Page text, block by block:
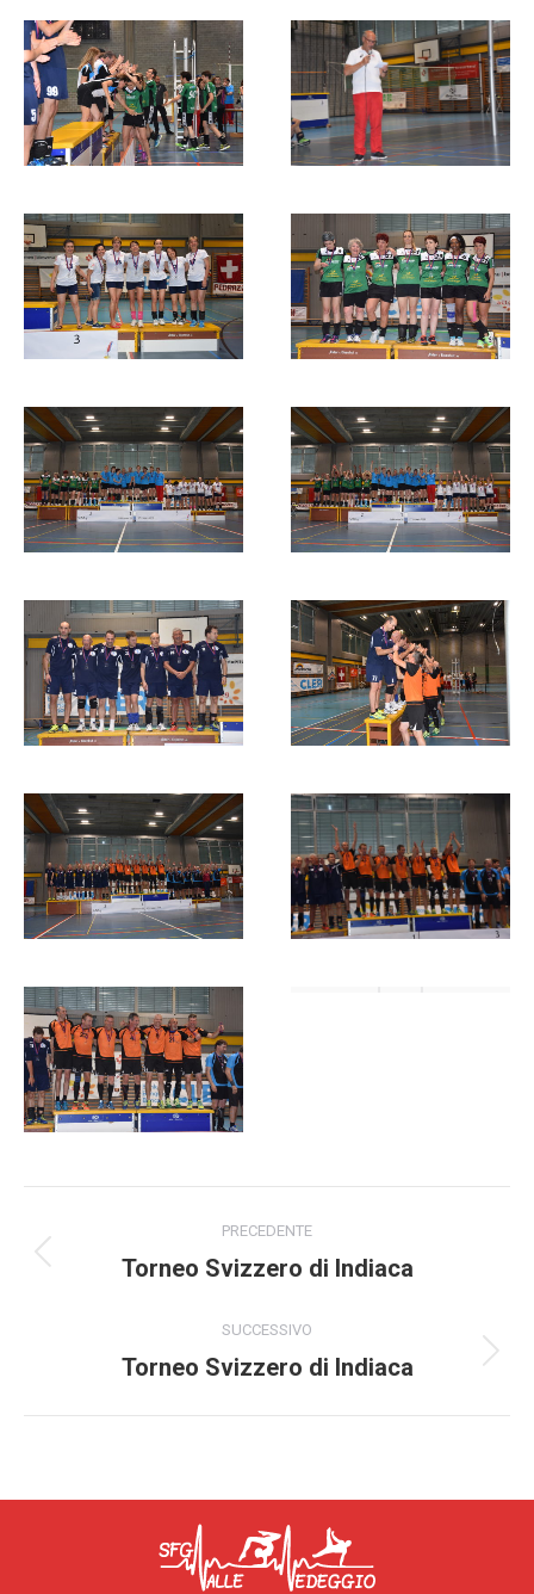
di
navigazione
PRECEDENTE
Album
Torneo Svizzero di Indiaca
SUCCESSIVO
Album
Torneo Svizzero di Indiaca